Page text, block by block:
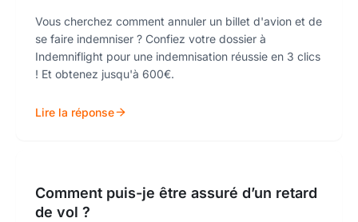
Vous cherchez comment annuler un billet d'avion et de
se faire indemniser ? Confiez votre dossier à
Indemniflight pour une indemnisation réussie en 3 clics
! Et obtenez jusqu'à 600€.
Lire la réponse
Comment puis-je être assuré d’un retard
de vol ?